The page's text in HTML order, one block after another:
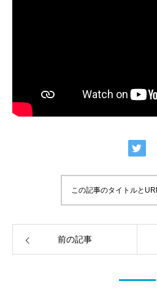
この記事のタイトルと
前の記事